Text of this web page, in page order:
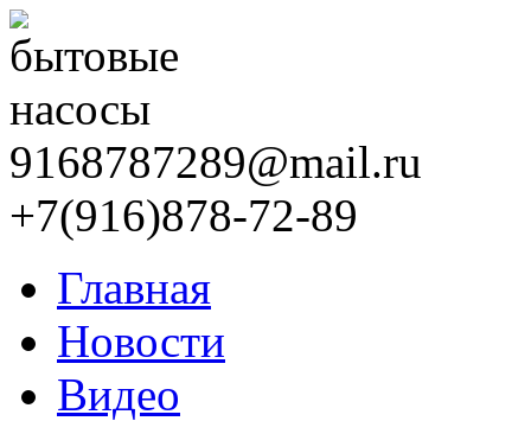
9168787289@mail.ru
+7(916)878-72-89
Главная
Новости
Видео